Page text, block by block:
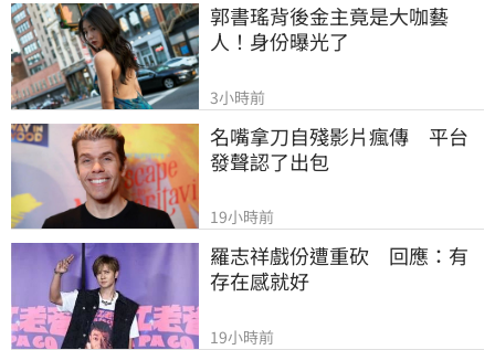
郭書瑤背後金主竟是大咖藝
人！身份曝光了
3小時前
名嘴拿刀自殘影片瘋傳　平台
發聲認了出包
19小時前
羅志祥戲份遭重砍　回應：有
存在感就好
19小時前